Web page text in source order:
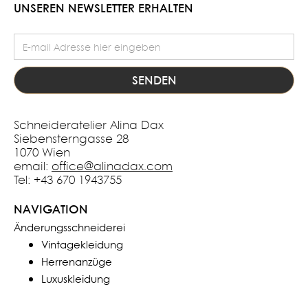
UNSEREN NEWSLETTER ERHALTEN
Schneideratelier Alina Dax
Siebensterngasse 28
1070 Wien
email: office@alinadax.com
Tel: +43 670 1943755
NAVIGATION
Änderungsschneiderei
Vintagekleidung
Herrenanzüge
Luxuskleidung